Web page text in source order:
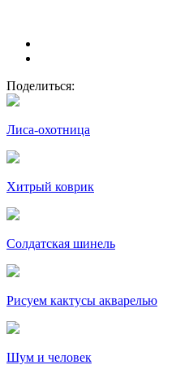
Поделиться:
Лиса-охотница
Хитрый коврик
Солдатская шинель
Рисуем кактусы акварелью
Шум и человек